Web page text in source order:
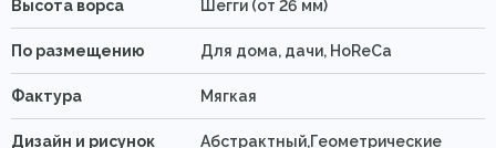
Высота ворса Шегги (от 26 мм)
По размещению Для дома, дачи, HoReCa
Фактура Мягкая
Дизайн и рисунок Абстрактный,Геометрические